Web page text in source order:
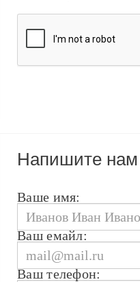
Напишите нам
Ваше имя:
Ваш емайл:
Ваш телефон: